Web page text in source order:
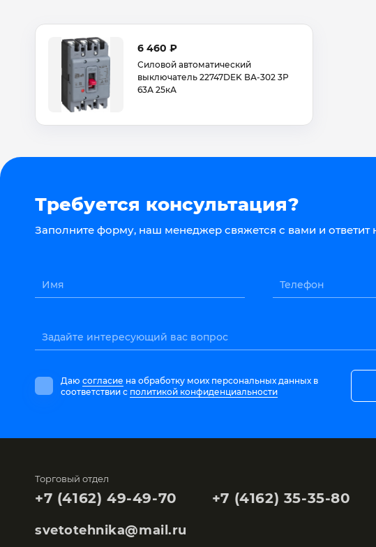
6 460 ₽
Силовой автоматический
выключатель 22747DEK ВА-302 3Р
63А 25кА
Требуется консультация?
Заполните форму, наш менеджер свяжется с вами и
Имя Телефон
Задайте интересующий вас вопрос
Даю согласие на обработку моих персональных данных в
соответствии с политикой конфиденциальности
Торговый отдел
+7 (4162) 49-49-70 +7 (4162) 35-35-80
svetotehnika@mail.ru